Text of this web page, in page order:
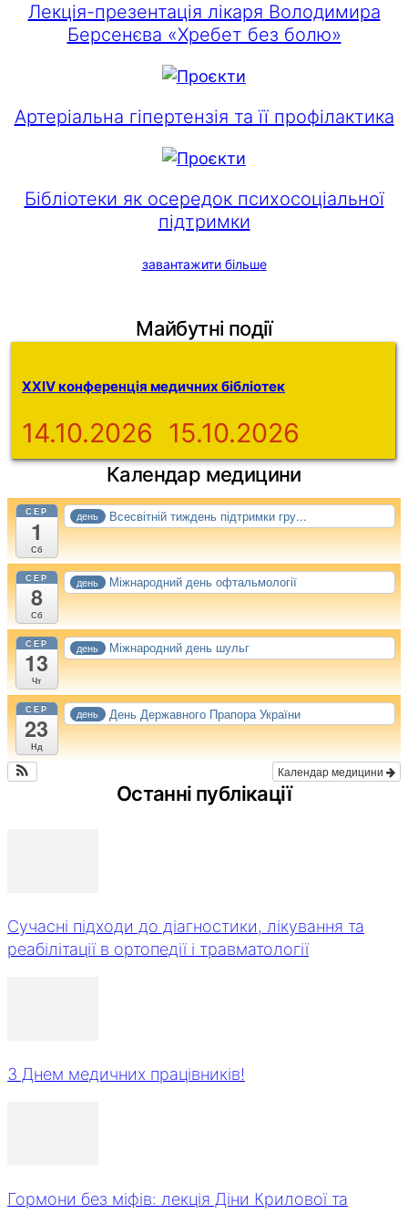
Лекція-презентація лікаря Володимира
Берсенєва «Хребет без болю»
Артеріальна гіпертензія та її профілактика
Бібліотеки як осередок психосоціальної
підтримки
завантажити більше
Майбутні події
XXIV конференція медичних бібліотек
14.10.2026 15.10.2026
Календар медицини
СЕР
1
Сб
день Всесвітній тиждень підтримки гру...
СЕР
8
Сб
день Міжнародний день офтальмології
СЕР
13
Чт
день Міжнародний день шульг
СЕР
23
Нд
день День Державного Прапора України
Календар медицини
Останні публікації
Сучасні підходи до діагностики, лікування та
реабілітації в ортопедії і травматології
З Днем медичних працівників!
Гормони без міфів: лекція Діни Крилової та